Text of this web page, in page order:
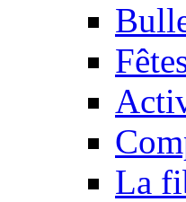
La